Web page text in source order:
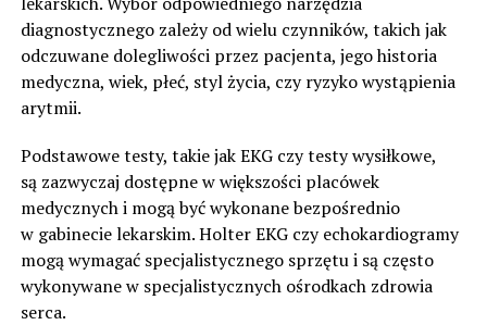
diagnostycznego zależy od wielu czynników, takich jak
odczuwane dolegliwości przez pacjenta, jego historia
medyczna, wiek, płeć, styl życia, czy ryzyko wystąpienia
arytmii.
Podstawowe testy, takie jak EKG czy testy wysiłkowe,
są zazwyczaj dostępne w większości placówek
medycznych i mogą być wykonane bezpośrednio
w gabinecie lekarskim. Holter EKG czy echokardiogramy
mogą wymagać specjalistycznego sprzętu i są często
wykonywane w specjalistycznych ośrodkach zdrowia
serca.